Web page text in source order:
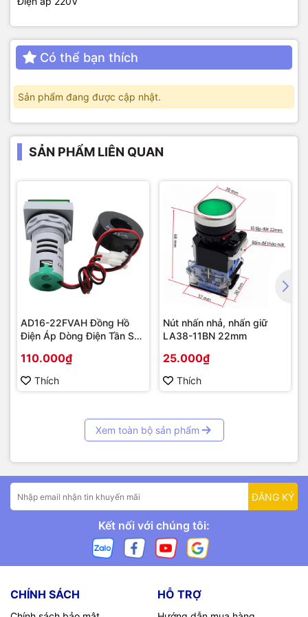
Có thể bạn thích
Sản phẩm đang được cập nhật.
SẢN PHẨM LIÊN QUAN
AD16-22FVAH Đồng Hồ
Điện Áp Dòng Điện Tần Số
110.000₫
Thích
Nút nhấn nhả, nhấn giữ
LA38-11BN 22mm
25.000₫
Thích
Xem toàn bộ sản phẩm
ĐĂNG KÝ
Kết nối với chúng tôi:
CHÍNH SÁCH HỖ TRỢ